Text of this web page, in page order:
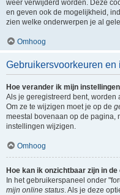
weer verwijderd worden. Deze
en geven ook de mogelijkheid,
zien welke onderwerpen je al
Omhoog
Gebruikersvoorkeuren en
Hoe verander ik mijn
Als je geregistreerd bent,
Om ze te wijzigen moet je op de
meestal bovenaan op de pagina,
instellingen wijzigen.
Omhoog
Hoe kan ik onzichtbaar zijn in
In het gebruikerspaneel onder
mijn online status. Als je deze